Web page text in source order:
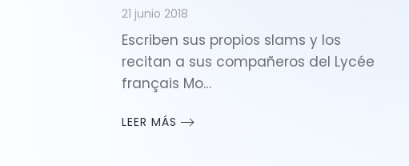
21 junio 2018
Escriben sus propios slams y los
recitan a sus compañeros del Lycée
français Mo…
LEER MÁS